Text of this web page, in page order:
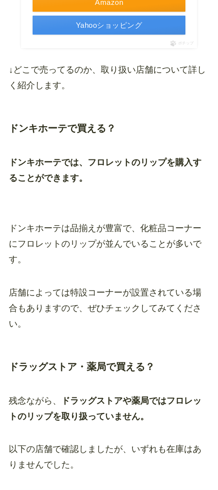
Amazon
Yahooショッピング
ポチップ
↓どこで売ってるのか、取り扱い店舗について詳し
く紹介します。
ドンキホーテで買える？
ドンキホーテでは、フロレットのリップを購入す
ることができます。
ドンキホーテは品揃えが豊富で、化粧品コーナー
にフロレットのリップが並んでいることが多いで
す。
店舗によっては特設コーナーが設置されている場
合もありますので、ぜひチェックしてみてくださ
い。
ドラッグストア・薬局で買える？
残念ながら、
ドラッグストアや薬局ではフロレッ
トのリップを取り扱っていません。
以下の店舗で確認しましたが、いずれも在庫はあ
りませんでした。